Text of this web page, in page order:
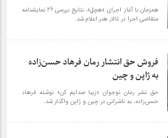
همزمان با آغاز اجرای «هچل»، نتایج بررسی 26 نمایشنامه
متقاضی اجرا در تالار هنر اعلام شد.
فروش حق انتشار رمان فرهاد حسن‌زاده
به ژاپن و چین
حق نشر رمان نوجوان «زیبا صدایم کن» نوشته فرهاد
حسن‌زاده، به ناشرانی در چین و ژاپن واگذار شد.